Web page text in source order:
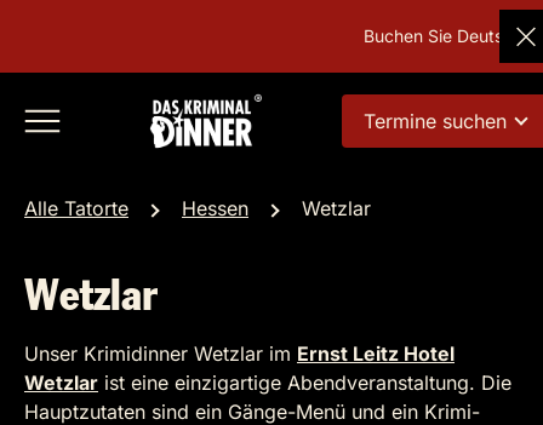
Buchen Sie
Termine suchen
Alle Tatorte Hessen Wetzlar
Wetzlar
Unser Krimidinner Wetzlar im Ernst Leitz Hotel
Wetzlar ist eine einzigartige Abendveranstaltung. Die
Hauptzutaten sind ein Gänge-Menü und ein Krimi-